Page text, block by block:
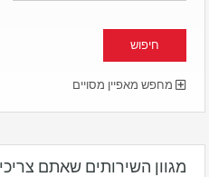
מחפש מאפיין מסויים
מגוון השירותים שאתם